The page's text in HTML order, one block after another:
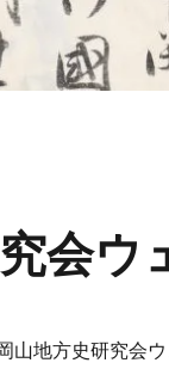
会ウ
山地方史研究会